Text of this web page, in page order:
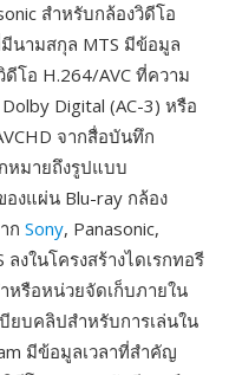
สำหรับกล้องวิดีโอ
นามสกุล MTS มีข้อมูล
โอ H.264/AVC ที่ความ
Digital (AC-3) หรือ
จากสื่อบันทึก
หมายถึงรูปแบบ
งแผ่น Blu-ray กล้อง
ก Sony, Panasonic,
งในโครงสร้างไดเรกทอรี
รือหน่วยจัดเก็บภายใน
ยบคลิปสำหรับการเล่นใน
มีข้อมูลเวลาที่สำคัญ